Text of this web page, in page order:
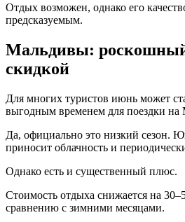
Отдых возможен, однако его
предсказуемым.
Мальдивы:
скидкой
Для многих туристов июнь может
выгодным временем для поездки на
Да, официально это низкий сезон.
приносит облачность и
Однако есть и существенный плюс.
Стоимость отдыха снижается на
сравнению с зимними месяцами.